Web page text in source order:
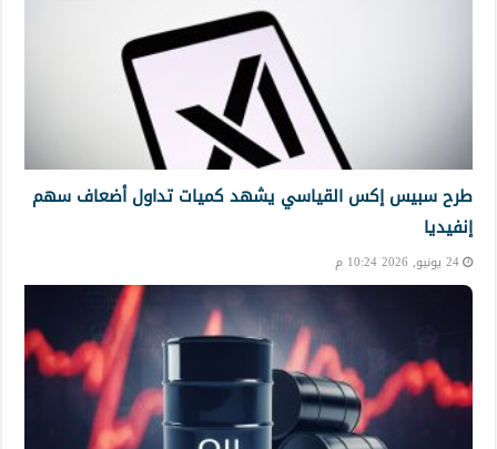
طرح سبيس إكس القياسي يشهد كميات تداول أضعاف سهم
إنفيديا
24 يونيو, 2026 10:24 م